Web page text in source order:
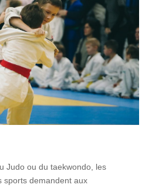
Judo ou du taekwondo, les
sports demandent aux